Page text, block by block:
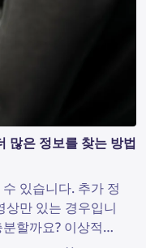
많은 정보를 찾는 방법
있습니다. 추가 정
상만 있는 경우입니
할까요? 이상적인